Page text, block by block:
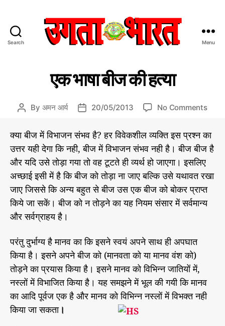
Search
ता
भा
त
हिं
दी
स
मा
चा
प
त्र
Menu
r
i
e
s
सं
पा
द
य
एक भाषा बीज की हत्या
P
a
u
t
h
o
r
By अमन आर्य
P
t
d
a
t
e
20/05/2013 No Commentso
क
भा
बी
की
ह
क्या बीज में विभाजन संभव है? हर विवेकशील व्यक्ति इस प्रश्न का
उत्तर यही देगा कि नही, बीज में विभाजन संभव नही है। बीज बीज है
और यदि उसे तोड़ा गया तो वह टूटते ही व्यर्थ हो जाएगा। इसलिए
अच्छाई इसी में है कि बीज को तोड़ा ना जाए बल्कि उसे यथावत रखा
जाए जिससे कि अन्य बहुत से बीज उस एक बीज को बोकर प्राप्त
किये जा सकें। बीज को न तोड़ने का यह नियम संसार में सर्वमान्य
और सर्वग्राहय है।
परंतु दुर्भाग्य है मानव का कि इसने स्वयं अपने साथ ही अपघात
किया है। इसने अपने बीज को (मानवता को या मानव वंश को)
तोड़ने का प्रयास किया है। इसने मानव को विभिन्न जातियों में,
नस्लों में विभाजित किया है। यह समझने में भूल की गयी कि मानव
का आदि पूर्वज एक है और मानव को विभिन्न नस्लों में विभक्त नही
किया जा सकता।